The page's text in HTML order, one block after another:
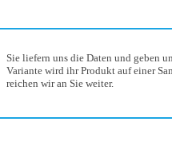
Sie liefern uns die Daten und geben
Variante wird ihr Produkt auf einer
reichen wir an Sie weiter.